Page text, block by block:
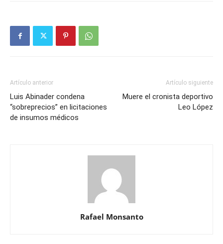
Artículo anterior
Luis Abinader condena
“sobreprecios” en licitaciones
de insumos médicos
Artículo siguiente
Muere el cronista deportivo
Leo López
Rafael Monsanto